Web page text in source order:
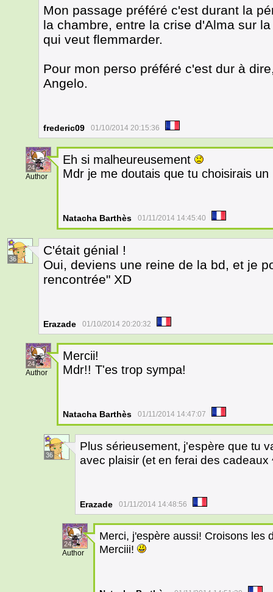
Mon passage préféré c'est durant la
la chambre, entre la crise d'Alma sur
qui veut flemmarder.
Pour mon perso préféré c'est dur à
Angelo.
frederic09 01/10/2014 20:15:36
24
Author
Eh si malheureusement
Mdr je me doutais que tu choisirais
Natacha Barthès 01/11/2014 14:45:40
36
C'était génial !
Oui, deviens une reine de la bd, et je
rencontrée" XD
Erazade 01/10/2014 20:20:32
24
Author
Mercii!
Mdr!! T'es trop sympa!
Natacha Barthès 01/11/2014 14:47:07
36
Plus sérieusement, j'espère que tu
avec plaisir (et en ferai des cadeaux
Erazade 01/11/2014 14:48:56
24
Author
Merci, j'espère aussi! Croisons les
Merciii!